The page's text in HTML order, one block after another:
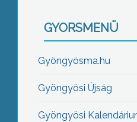
GYORSMENÜ
Gyöngyösma.hu
Gyöngyösi Újság
Gyöngyösi